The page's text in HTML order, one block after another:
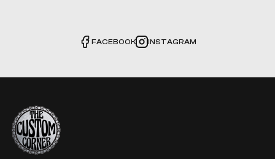
FACEBOOK INSTAGRAM
The Custom Corner